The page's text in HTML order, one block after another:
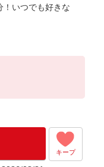
！いつでも好きな
実働）（残業・休
キープ